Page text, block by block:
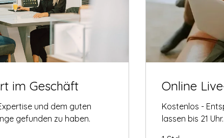
im Geschäft
und dem guten
gefunden zu haben.
Online
Kostenlos -
lassen bis 21 Uhr.